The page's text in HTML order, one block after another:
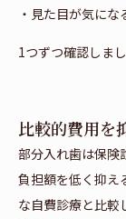
・見た目が気にな
1つずつ確認しまし
比較的費用を
部分入れ歯は保険
負担額を低く抑え
な自費診療と比較